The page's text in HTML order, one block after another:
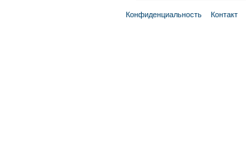
Конфиденциальность Контакт